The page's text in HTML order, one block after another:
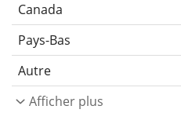
Canada
Pays-Bas
Autre
Afficher plus